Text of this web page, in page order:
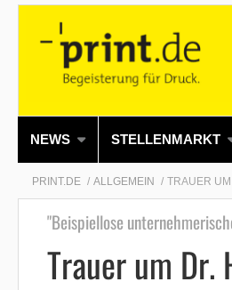
NEWS STELLENMARKT
PRINT.DE ALLGEMEIN TRAUER
"Beispiellose
Trauer um Dr.